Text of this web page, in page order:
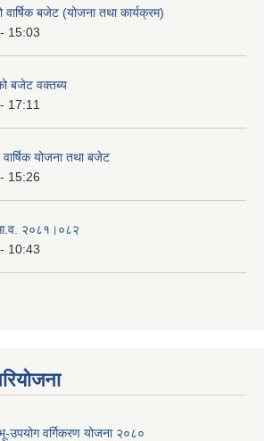
बजेट (योजना तथा कार्यक्रम)
15:03
बजेट वक्तब्य
17:11
योजना तथा बजेट
15:26
आ.व. २०८१।०८२
10:43
भू-उपयोग वर्गिकरण योजना २०८०